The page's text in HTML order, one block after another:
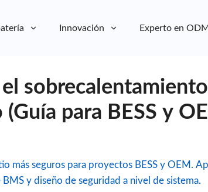
Innovación Experto en ODM
para BESS y
más seguros para proyectos BESS y OEM.
y diseño de seguridad a nivel de sistema.